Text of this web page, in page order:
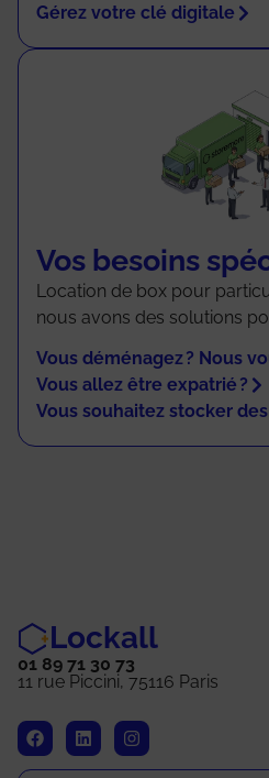
Gérez votre clé digitale
Vos besoins
Location de box pour
nous avons des solutions
Vous déménagez ? Nous
Vous allez être expatrié ?
Vous souhaitez stocker des
Lockall
01 89 71 30 73
11 rue Piccini, 75116 Paris